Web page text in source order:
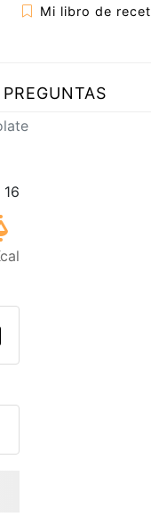
Mi libro de
PREGUNTAS
a un
página
al
la